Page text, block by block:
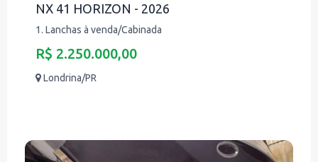
NX 41 HORIZON - 2026
1. Lanchas à venda/Cabinada
R$ 2.250.000,00
Londrina/PR